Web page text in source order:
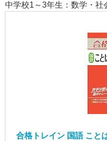
中学校1～3年生：数学・社
合格トレイン 国語 こと